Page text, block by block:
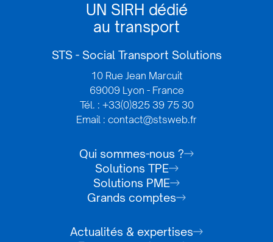
UN SIRH dédié
au transport
STS - Social Transport Solutions
10 Rue Jean Marcuit
69009 Lyon - France
Tél. : +33(0)825 39 75 30
Email : contact@stsweb.fr
Qui sommes-nous ?
Solutions TPE
Solutions PME
Grands comptes
Actualités & expertises